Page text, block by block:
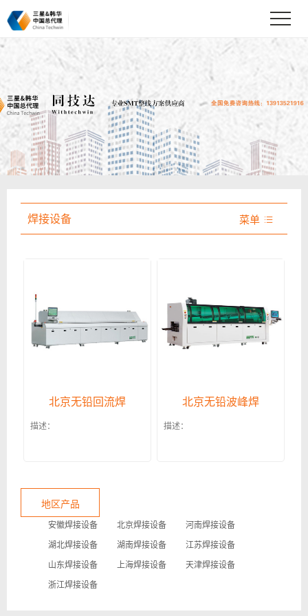
焊接设备 菜单 
北京无铅回流焊
描述：
北京无铅波峰焊
描述：
地区产品
安徽焊接设备 北京焊接设备
河南焊接设备
湖北焊接设备
湖南焊接设备
江苏焊接设备
山东焊接设备
上海焊接设备
天津焊接设备
浙江焊接设备